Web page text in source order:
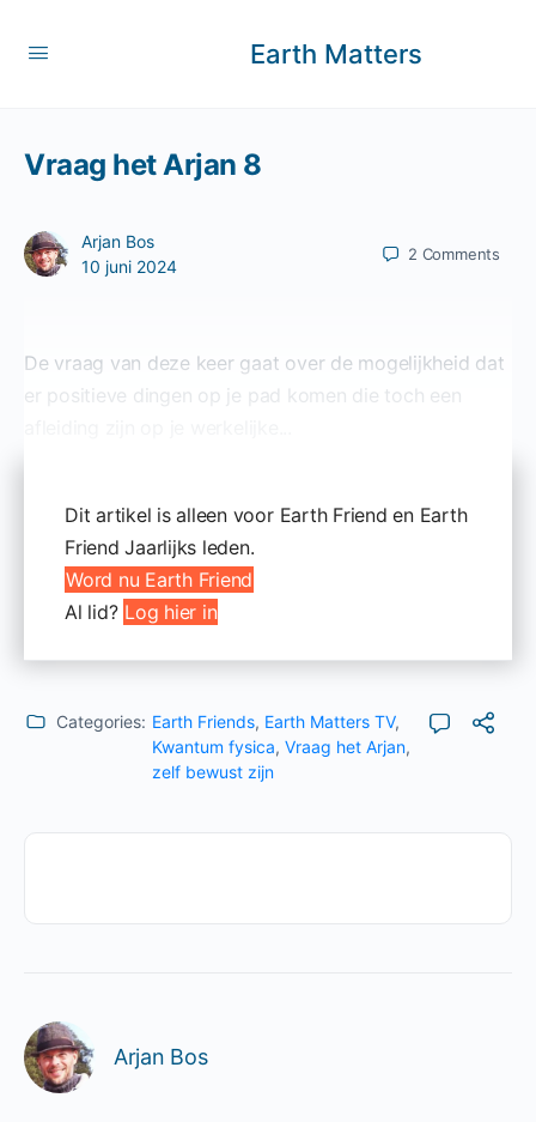
Earth Matters
Vraag het Arjan 8
Arjan Bos
10 juni 2024
2 Comments
De vraag van deze keer gaat over de mogelijkheid dat
er positieve dingen op je pad komen die toch een
Dit artikel is alleen voor Earth Friend en Earth
Friend Jaarlijks leden.
Word nu Earth Friend
Al lid? Log hier in
Categories: Earth Friends, Earth Matters TV,
Kwantum fysica, Vraag het Arjan,
zelf bewust zijn
Arjan Bos